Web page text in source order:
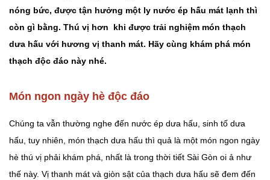
nóng bức, được tận hưởng một ly nước ép hấu mát lạnh thì
còn gì bằng. Thú vị hơn khi được trải nghiệm món thạch
dưa hấu với hương vị thanh mát. Hãy cùng khám phá món
thạch độc đáo này nhé.
Món ngon ngày hè độc đáo
Chúng ta vẫn thường nghe đến nước ép dưa hấu, sinh tố dưa
hấu, tuy nhiên, món thạch dưa hấu thì quả là một món ngon ngày
hè thú vị phải khám phá, nhất là trong thời tiết Sài Gòn oi ả như
thế này. Vị thanh mát và giòn sật của thạch dưa hấu sẽ đem đến